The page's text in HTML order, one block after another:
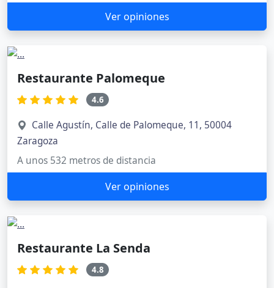
Ver opiniones
Restaurante Palomeque
4.6
Calle Agustín, Calle de Palomeque, 11, 50004
Zaragoza
A unos 532 metros de distancia
Ver opiniones
Restaurante La Senda
4.8